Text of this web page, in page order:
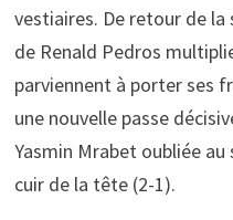
vestiaires. De retour de la
de Renald Pedros
parviennent à porter ses
une nouvelle passe
Yasmin Mrabet oubliée
cuir de la tête (2-1).